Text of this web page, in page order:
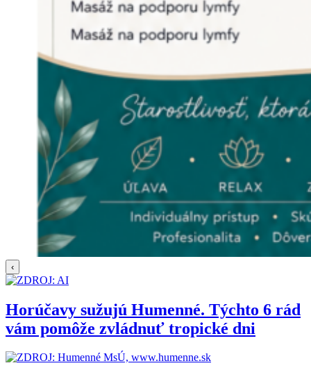
‹
Horúčavy sužujú Humenné. Týchto 6 rád
vám pomôže zvládnuť tropické dni